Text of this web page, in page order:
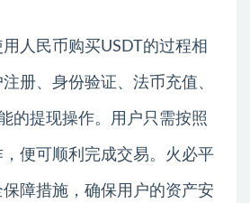
人民币购买USDT的过程相
册、身份验证、法币充值、
的提现操作。用户只需按照
便可顺利完成交易。火必平
障措施，确保用户的资产安